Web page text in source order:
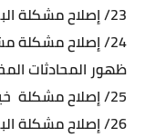
23/ إصلاح مشكلة البحث في الإنترنت
24/ إصلاح مشكلة
ظهور المحادثات
25/ إصلاح مشكلة خيار الصورة المربعة
26/ إصلاح مشكلة البحث عن الثيمات